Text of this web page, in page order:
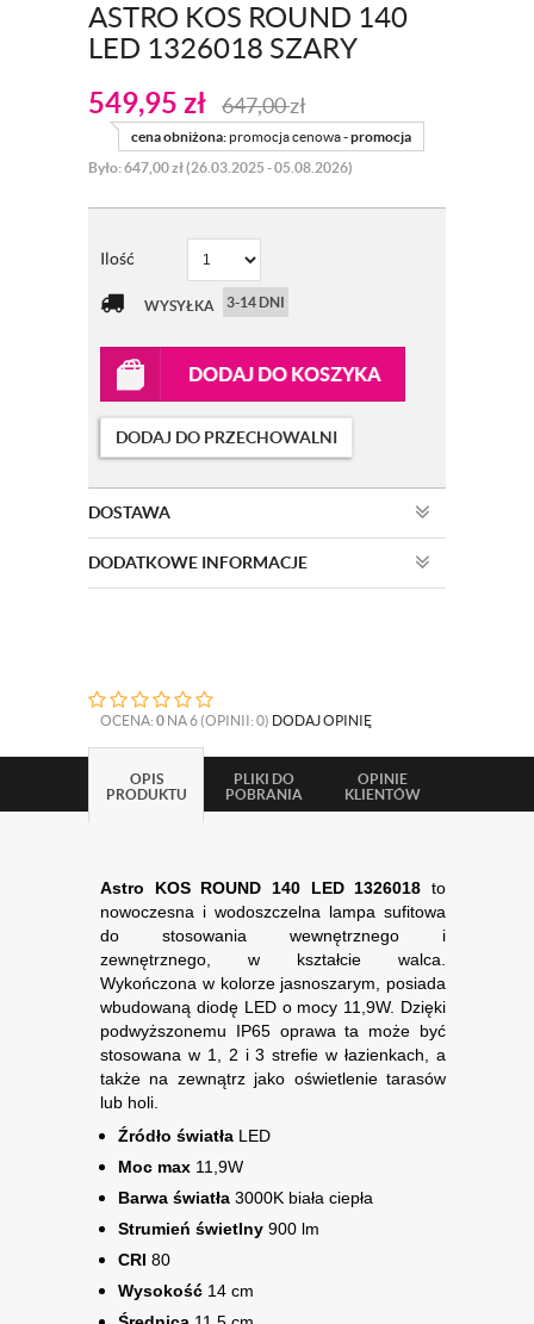
ASTRO KOS ROUND 140
LED 1326018 SZARY
549,95 zł 647,00zł
cena obniżona:promocja cenowa -promocja
Było: 647,00 zł (26.03.2025 - 05.08.2026)
Ilość
WYSYŁKA 3-14 DNI
DODAJ DO KOSZYKA
DODAJ DO PRZECHOWALNI
DOSTAWA
DODATKOWE INFORMACJE
OCENA: 0 NA 6 (OPINII: 0) DODAJ OPINIĘ
OPIS
PRODUKTU
PLIKI DO
POBRANIA
OPINIE
KLIENTÓW
Astro KOS ROUND 140 LED 1326018 to
nowoczesna i wodoszczelna lampa sufitowa
do stosowania wewnętrznego i
zewnętrznego, w kształcie walca.
Wykończona w kolorze jasnoszarym, posiada
wbudowaną diodę LED o mocy 11,9W. Dzięki
podwyższonemu IP65 oprawa ta może być
stosowana w 1, 2 i 3 strefie w łazienkach, a
także na zewnątrz jako oświetlenie tarasów
lub holi.
Źródło światła LED
Moc max 11,9W
Barwa światła 3000K biała ciepła
Strumień świetlny 900 lm
CRI 80
Wysokość 14 cm